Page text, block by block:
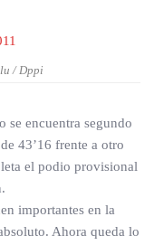
/ Dppi
se encuentra segundo
43’16 frente a otro
el podio provisional
importantes en la
Ahora queda lo